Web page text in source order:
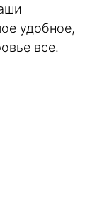
удобное,
все.